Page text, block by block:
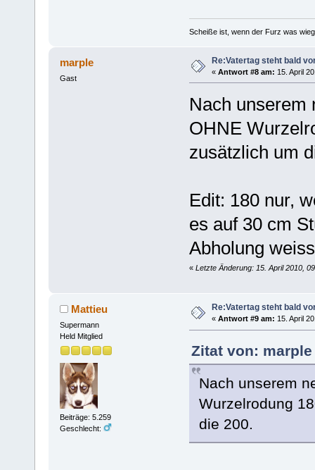
Scheiße ist, wenn der Furz was
marple
Gast
Re:Vatertag steht bald
« Antwort #8 am: 15. April
Nach unserem
OHNE
zusätzlich um
Edit: 180 nur,
es auf 30 cm
Abholung
« Letzte Änderung: 15. April 2010,
Mattieu
Supermann
Held Mitglied
Beiträge: 5.259
Geschlecht:
Re:Vatertag steht bald
« Antwort #9 am: 15. April
Zitat von: marple
Nach unserem
Wurzelrodung
die 200.